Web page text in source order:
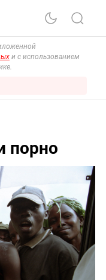
и с использованием
порно